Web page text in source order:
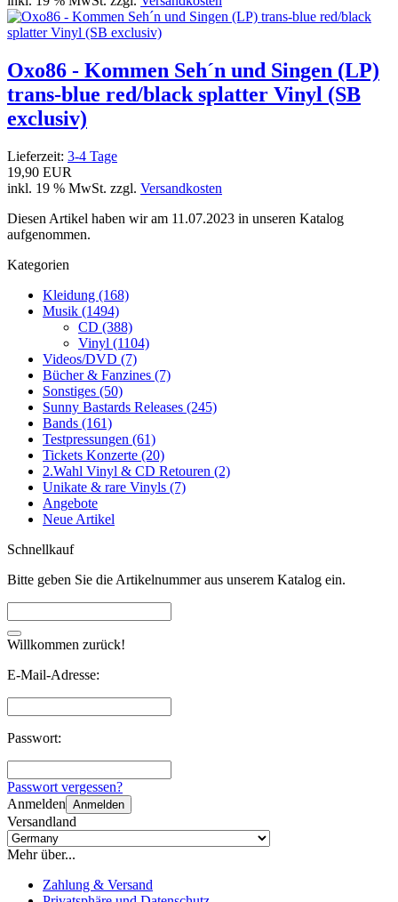
Oxo86 - Kommen Seh´n und Singen (LP)
trans-blue red/black splatter Vinyl (SB
exclusiv)
Lieferzeit: 3-4 Tage
19,90 EUR
inkl. 19 % MwSt. zzgl. Versandkosten
Diesen Artikel haben wir am 11.07.2023 in unseren Katalog
aufgenommen.
Kategorien
Kleidung (168)
Musik (1494)
CD (388)
Vinyl (1104)
Videos/DVD (7)
Bücher & Fanzines (7)
Sonstiges (50)
Sunny Bastards Releases (245)
Bands (161)
Testpressungen (61)
Tickets Konzerte (20)
2.Wahl Vinyl & CD Retouren (2)
Unikate & rare Vinyls (7)
Angebote
Neue Artikel
Schnellkauf
Bitte geben Sie die Artikelnummer aus unserem Katalog ein.
Willkommen zurück!
E-Mail-Adresse:
Passwort:
Passwort vergessen?
Anmelden Anmelden
Versandland
Mehr über...
Zahlung & Versand